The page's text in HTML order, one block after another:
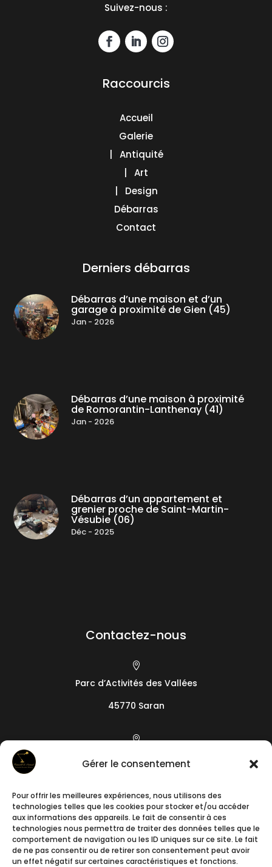
Gérer le consentement
Pour offrir les meilleures expériences, nous utilisons des
technologies telles que les cookies pour stocker et/ou accéder
aux informations des appareils. Le fait de consentir à ces
technologies nous permettra de traiter des données telles que le
comportement de navigation ou les ID uniques sur ce site. Le fait
de ne pas consentir ou de retirer son consentement peut avoir
un effet négatif sur certaines caractéristiques et fonctions.
Suivez-nous :
Raccourcis
Accueil
Galerie
| Antiquité
| Art
| Design
Débarras
Contact
Derniers débarras
Débarras d’une maison et d’un
garage à proximité de Gien (45)
Jan - 2026
Débarras d’une maison à proximité
de Romorantin-Lanthenay (41)
Jan - 2026
Débarras d’un appartement et
grenier proche de Saint-Martin-
Vésubie (06)
Déc - 2025
Contactez-nous

Parc d’Activités des Vallées
45770 Saran

19 camin de l’Arieta

+33788241640
